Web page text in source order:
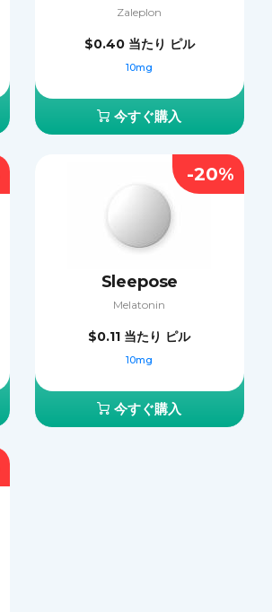
Zaleplon
$0.40 当たり ピル
10mg
今すぐ購入
Sleepose
Melatonin
$0.11 当たり ピル
10mg
今すぐ購入
-20%